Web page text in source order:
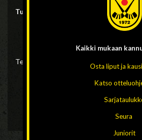
Tule kannustamaan Kampparit
Teksti Lauri Tikanoja, kuvat Jukka
Kaikki mukaan
Osta liput ja
Katso
Seura
Juniorit